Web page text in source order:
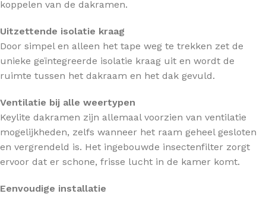
koppelen van de dakramen.
Uitzettende isolatie kraag
Door simpel en alleen het tape weg te trekken zet de
unieke geïntegreerde isolatie kraag uit en wordt de
ruimte tussen het dakraam en het dak gevuld.
Ventilatie bij alle weertypen
Keylite dakramen zijn allemaal voorzien van ventilatie
mogelijkheden, zelfs wanneer het raam geheel gesloten
en vergrendeld is. Het ingebouwde insectenfilter zorgt
ervoor dat er schone, frisse lucht in de kamer komt.
Eenvoudige installatie